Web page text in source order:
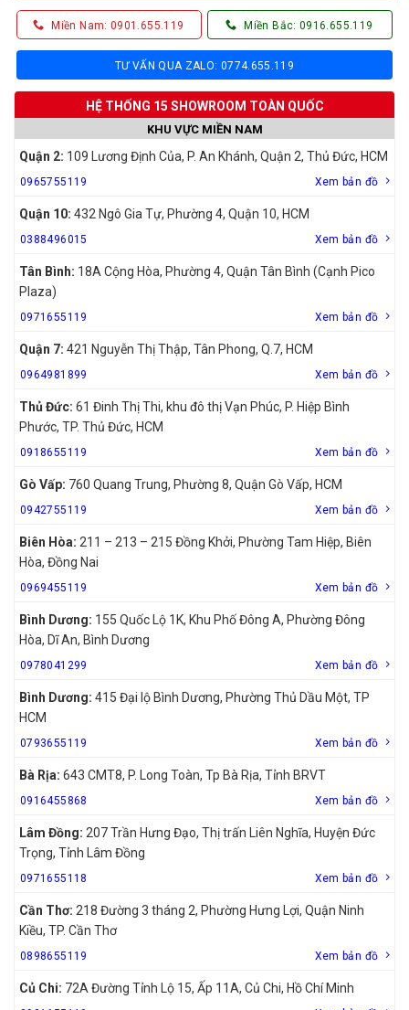
Miền Nam: 0901.655.119 Miền Bắc: 0916.655.119
TƯ VẤN QUA ZALO: 0774.655.119
HỆ THỐNG 15 SHOWROOM TOÀN QUỐC
KHU VỰC MIỀN NAM
Quận 2: 109 Lương Định Của, P. An Khánh, Quận 2, Thủ Đức, HCM
0965755119 Xem bản đồ
Quận 10: 432 Ngô Gia Tự, Phường 4, Quận 10, HCM
0388496015 Xem bản đồ
Tân Bình: 18A Cộng Hòa, Phường 4, Quận Tân Bình (Cạnh Pico
Plaza)
0971655119 Xem bản đồ
Quận 7: 421 Nguyễn Thị Thập, Tân Phong, Q.7, HCM
0964981899 Xem bản đồ
Thủ Đức: 61 Đinh Thị Thi, khu đô thị Vạn Phúc, P. Hiệp Bình
Phước, TP. Thủ Đức, HCM
0918655119 Xem bản đồ
Gò Vấp: 760 Quang Trung, Phường 8, Quận Gò Vấp, HCM
0942755119 Xem bản đồ
Biên Hòa: 211 – 213 – 215 Đồng Khởi, Phường Tam Hiệp, Biên
Hòa, Đồng Nai
0969455119 Xem bản đồ
Bình Dương: 155 Quốc Lộ 1K, Khu Phố Đông A, Phường Đông
Hòa, Dĩ An, Bình Dương
0978041299 Xem bản đồ
Bình Dương: 415 Đại lộ Bình Dương, Phường Thủ Dầu Một, TP
HCM
0793655119 Xem bản đồ
Bà Rịa: 643 CMT8, P. Long Toàn, Tp Bà Rịa, Tỉnh BRVT
0916455868 Xem bản đồ
Lâm Đồng: 207 Trần Hưng Đạo, Thị trấn Liên Nghĩa, Huyện Đức
Trọng, Tỉnh Lâm Đồng
0971655118 Xem bản đồ
Cần Thơ: 218 Đường 3 tháng 2, Phường Hưng Lợi, Quận Ninh
Kiều, TP. Cần Thơ
0898655119 Xem bản đồ
Củ Chi: 72A Đường Tỉnh Lộ 15, Ấp 11A, Củ Chi, Hồ Chí Minh